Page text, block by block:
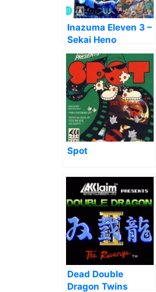
Inazuma Eleven 3 –
Sekai Heno
Chousen! The Ogre
Spot
Dead Double
Dragon Twins